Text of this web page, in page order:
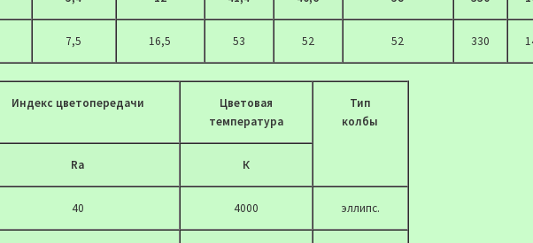
7,5 16,5 53 52 52 330
Индекс цветопередачи
Цветовая
температура
Тип
колбы
Ra К
40 4000 эллипс.